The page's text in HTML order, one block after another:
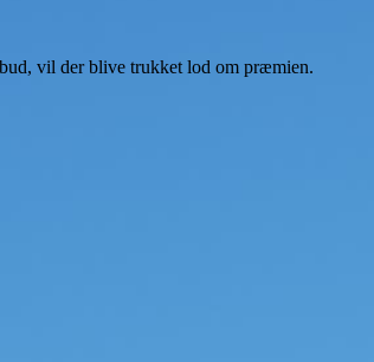
vil der blive trukket lod om præmien.